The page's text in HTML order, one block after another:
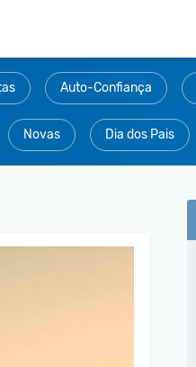
Auto-Confiança
Novas Dia dos Pais